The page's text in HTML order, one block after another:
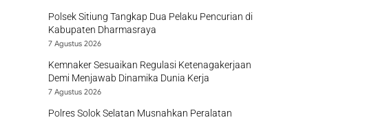
Polsek Sitiung Tangkap Dua Pelaku Pencurian di
Kabupaten Dharmasraya
7 Agustus 2026
Kemnaker Sesuaikan Regulasi Ketenagakerjaan
Demi Menjawab Dinamika Dunia Kerja
7 Agustus 2026
Polres Solok Selatan Musnahkan Peralatan